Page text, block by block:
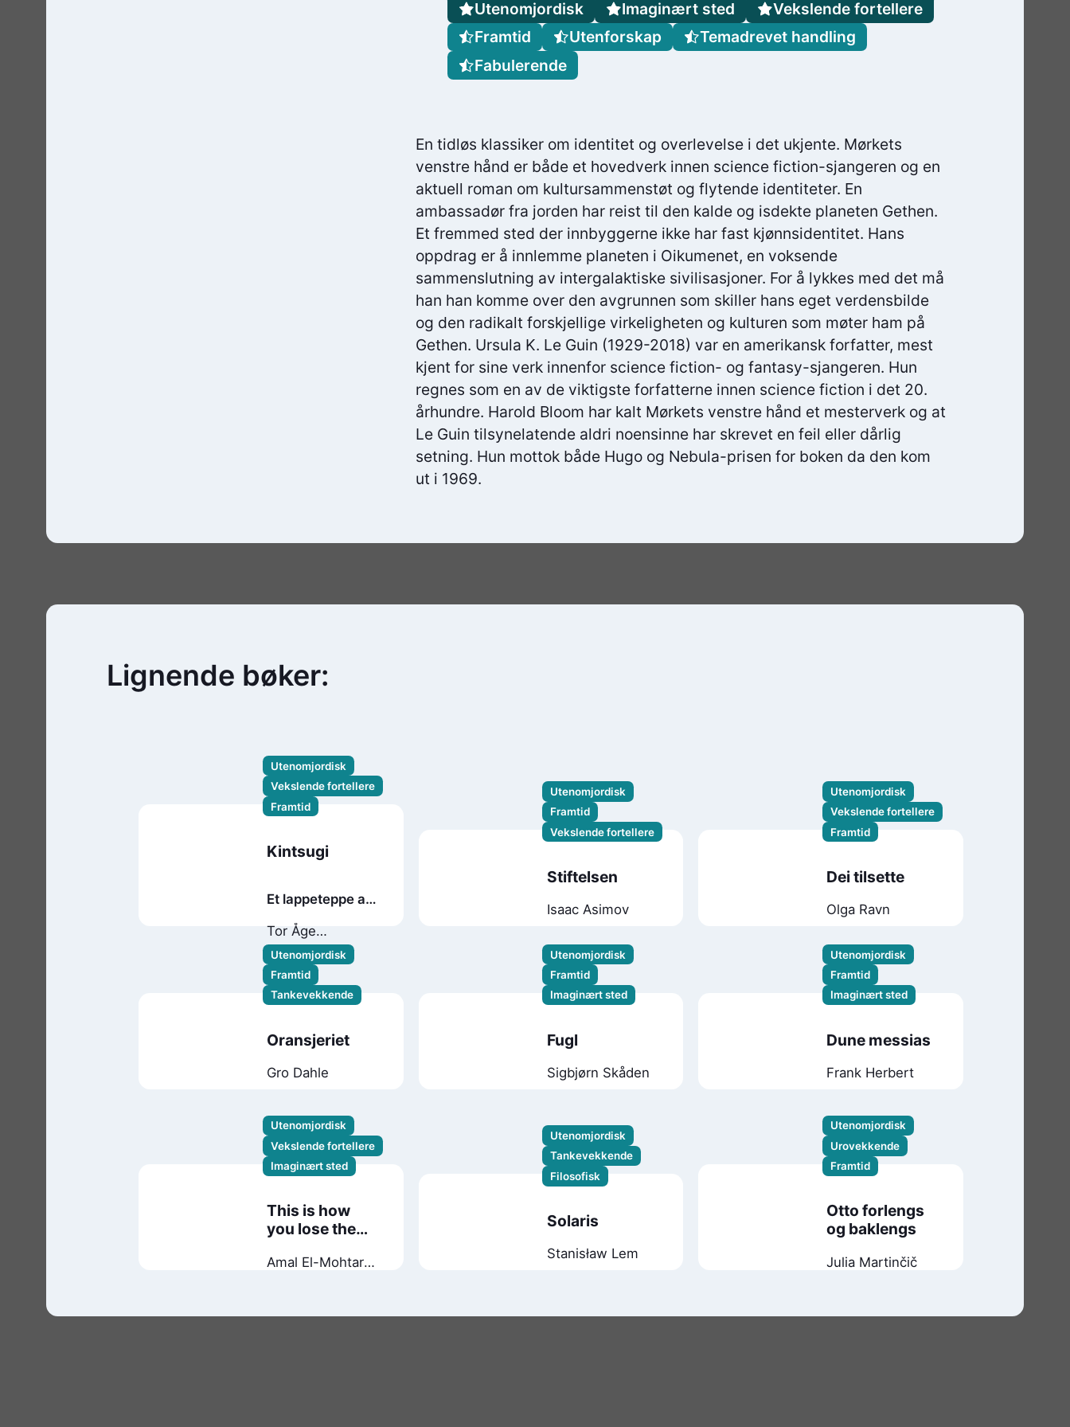
En tidløs klassiker om identitet og overlevelse i det ukjente. Mørkets
venstre hånd er både et hovedverk innen science fiction-sjangeren og en
aktuell roman om kultursammenstøt og flytende identiteter. En
ambassadør fra jorden har reist til den kalde og isdekte planeten Gethen.
Et fremmed sted der innbyggerne ikke har fast kjønnsidentitet. Hans
oppdrag er å innlemme planeten i Oikumenet, en voksende
sammenslutning av intergalaktiske sivilisasjoner. For å lykkes med det må
han han komme over den avgrunnen som skiller hans eget verdensbilde
og den radikalt forskjellige virkeligheten og kulturen som møter ham på
Gethen. Ursula K. Le Guin (1929-2018) var en amerikansk forfatter, mest
kjent for sine verk innenfor science fiction- og fantasy-sjangeren. Hun
regnes som en av de viktigste forfatterne innen science fiction i det 20.
århundre. Harold Bloom har kalt Mørkets venstre hånd et mesterverk og at
Le Guin tilsynelatende aldri noensinne har skrevet en feil eller dårlig
setning. Hun mottok både Hugo og Nebula-prisen for boken da den kom
ut i 1969.
Utenomjordisk Imaginært sted
Vekslende fortellere
Framtid
Utenforskap
Temadrevet handling
Fabulerende
Lignende bøker:
Utenomjordisk
Vekslende fortellere
Framtid
Kintsugi
Et lappeteppe av
: roman
Tor Åge
Bringsværd
Utenomjordisk
Framtid
Vekslende fortellere
Stiftelsen
Isaac Asimov
Utenomjordisk
Vekslende fortellere
Framtid
Dei tilsette
Olga Ravn
Utenomjordisk
Framtid
Tankevekkende
Oransjeriet
Gro Dahle
Utenomjordisk
Framtid
Imaginært sted
Fugl
Sigbjørn Skåden
Utenomjordisk
Framtid
Imaginært sted
Dune messias
Frank Herbert
Utenomjordisk
Vekslende fortellere
Imaginært sted
This is how
you lose the
Amal El-Mohtar
Utenomjordisk
Tankevekkende
Filosofisk
Solaris
Stanisław Lem
Utenomjordisk
Urovekkende
Framtid
Otto forlengs
og baklengs
Julia Martinčič